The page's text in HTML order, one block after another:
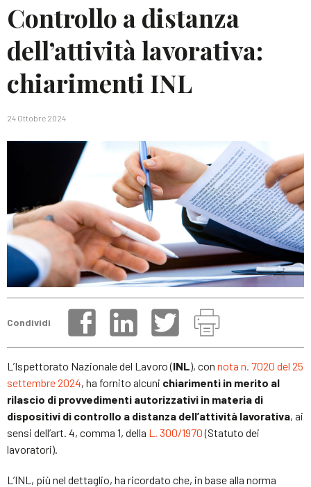
Controllo a distanza
dell’attività lavorativa:
chiarimenti INL
24 Ottobre 2024
Condividi
L’Ispettorato Nazionale del Lavoro (INL), con nota n. 7020 del 25
settembre 2024, ha fornito alcuni chiarimenti in merito al
rilascio di provvedimenti autorizzativi in materia di
dispositivi di controllo a distanza dell’attività lavorativa, ai
sensi dell’art. 4, comma 1, della L. 300/1970(Statuto dei
lavoratori).
L’INL, più nel dettaglio, ha ricordato che, in base alla norma